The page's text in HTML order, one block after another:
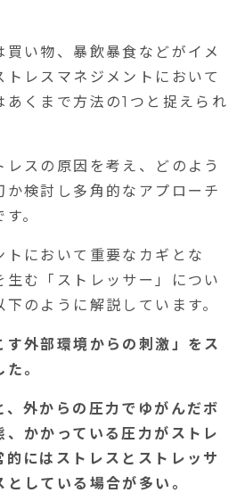
買い物、暴飲暴食などがイメ
トレスマネジメントにおいて
あくまで方法の1 つと捉えられ
レスの原因を考え、どのよう
か検討し多角的なアプローチ
す。
トにおいて重要なカギとな
生む「ストレッサー」につい
のように解説しています。
す外部環境からの刺激」をス
。
、外からの圧力でゆがんだボ
、かかっている圧力がストレ
的にはストレスとストレッサ
している場合が多い。